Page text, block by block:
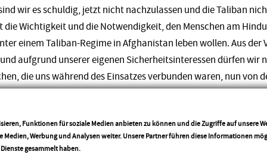
wir es schuldig, jetzt nicht nachzulassen und die Taliban
die Wichtigkeit und die Notwendigkeit, den Menschen am
einem Taliban-Regime in Afghanistan leben wollen. Aus
aufgrund unserer eigenen Sicherheitsinteressen dürfen wir
die uns während des Einsatzes verbunden waren, nun von
fest, dass sich die westliche Staatengemeinschaft nun eng
sie 2015 gab, nicht wiederholen.
Funktionen für soziale Medien anbieten zu können und die Zugriffe auf unsere
Medien, Werbung und Analysen weiter. Unsere Partner führen diese Informationen
gesammelt haben.